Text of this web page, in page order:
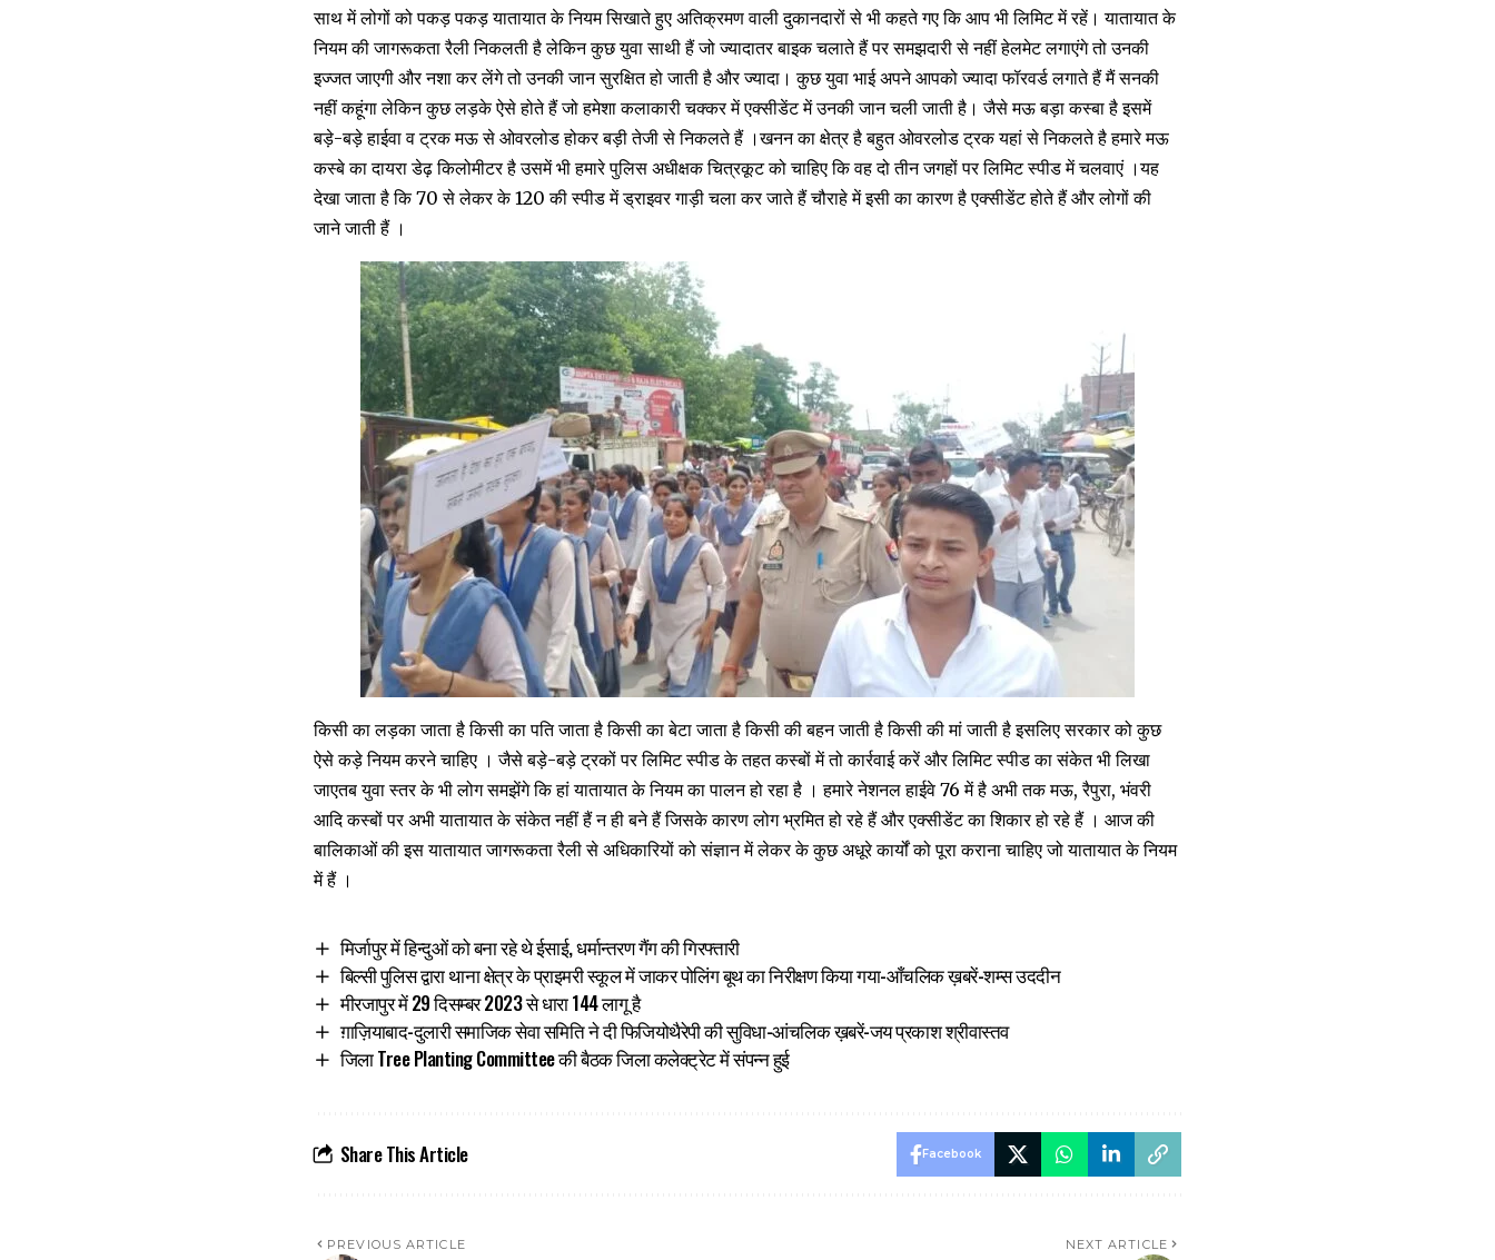
साथ में लोगों को पकड़ पकड़ यातायात के नियम सिखाते हुए अतिक्रमण वाली दुकानदारों से भी कहते गए कि आप भी लिमिट में रहें। यातायात के
नियम की जागरूकता रैली निकलती है लेकिन कुछ युवा साथी हैं जो ज्यादातर बाइक चलाते हैं पर समझदारी से नहीं हेलमेट लगाएंगे तो उनकी
इज्जत जाएगी और नशा कर लेंगे तो उनकी जान सुरक्षित हो जाती है और ज्यादा। कुछ युवा भाई अपने आपको ज्यादा फॉरवर्ड लगाते हैं मैं सनकी
नहीं कहूंगा लेकिन कुछ लड़के ऐसे होते हैं जो हमेशा कलाकारी चक्कर में एक्सीडेंट में उनकी जान चली जाती है। जैसे मऊ बड़ा कस्बा है इसमें
बड़े-बड़े हाईवा व ट्रक मऊ से ओवरलोड होकर बड़ी तेजी से निकलते हैं ।खनन का क्षेत्र है बहुत ओवरलोड ट्रक यहां से निकलते है हमारे मऊ
कस्बे का दायरा डेढ़ किलोमीटर है उसमें भी हमारे पुलिस अधीक्षक चित्रकूट को चाहिए कि वह दो तीन जगहों पर लिमिट स्पीड में चलवाएं ।यह
देखा जाता है कि 70 से लेकर के 120 की स्पीड में ड्राइवर गाड़ी चला कर जाते हैं चौराहे में इसी का कारण है एक्सीडेंट होते हैं और लोगों की
जाने जाती हैं ।
किसी का लड़का जाता है किसी का पति जाता है किसी का बेटा जाता है किसी की बहन जाती है किसी की मां जाती है इसलिए सरकार को कुछ
ऐसे कड़े नियम करने चाहिए । जैसे बड़े-बड़े ट्रकों पर लिमिट स्पीड के तहत कस्बों में तो कार्रवाई करें और लिमिट स्पीड का संकेत भी लिखा
जाएतब युवा स्तर के भी लोग समझेंगे कि हां यातायात के नियम का पालन हो रहा है । हमारे नेशनल हाईवे 76 में है अभी तक मऊ, रैपुरा, भंवरी
आदि कस्बों पर अभी यातायात के संकेत नहीं हैं न ही बने हैं जिसके कारण लोग भ्रमित हो रहे हैं और एक्सीडेंट का शिकार हो रहे हैं । आज की
बालिकाओं की इस यातायात जागरूकता रैली से अधिकारियों को संज्ञान में लेकर के कुछ अधूरे कार्यों को पूरा कराना चाहिए जो यातायात के नियम
में हैं ।
मिर्जापुर में हिन्दुओं को बना रहे थे ईसाई, धर्मान्तरण गैंग की गिरफ्तारी
बिल्सी पुलिस द्वारा थाना क्षेत्र के प्राइमरी स्कूल में जाकर पोलिंग बूथ का निरीक्षण किया गया-आँचलिक ख़बरें-शम्स उददीन
मीरजापुर में 29 दिसम्बर 2023 से धारा 144 लागू है
ग़ाज़ियाबाद-दुलारी समाजिक सेवा समिति ने दी फिजियोथैरेपी की सुविधा-आंचलिक ख़बरें-जय प्रकाश श्रीवास्तव
जिला Tree Planting Committee की बैठक जिला कलेक्ट्रेट में संपन्न हुई
Share This Article Facebook
PREVIOUS ARTICLE NEXT ARTICLE